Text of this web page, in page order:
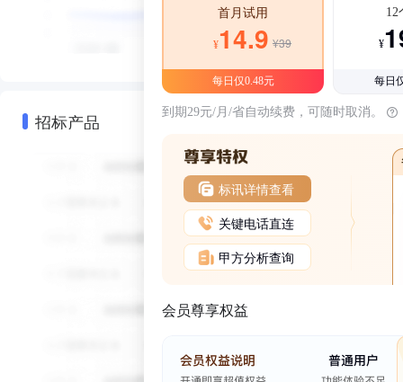
招标产品
首月试用
¥14.9 ¥39
每日仅0.48元
12
¥
每日
到期29元/月/省自动续费，可随时取消。
标讯详情查看
关键电话直连
甲方分析查询
会员尊享权益